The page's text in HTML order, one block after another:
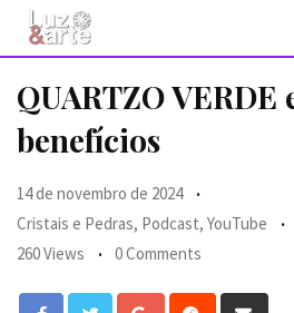
QUARTZO VERDE
benefícios
14 de novembro de 2024
Cristais e Pedras, Podcast, YouTube
260 Views
0 Comments